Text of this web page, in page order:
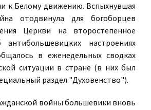
к Белому движению. Вспыхнувшая
отодвинула для богоборцев
Церкви на второстепенное
настроениях
в еженедельных сводках
ситуации в стране (в них был
раздел "Духовенство").
войны большевики вновь